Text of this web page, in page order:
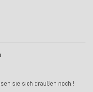
sie sich draußen noch.!